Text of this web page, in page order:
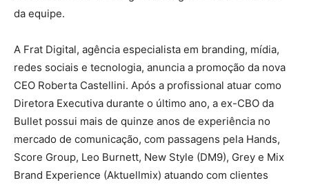
da equipe.
A Frat Digital, agência especialista em branding, mídia,
redes sociais e tecnologia, anuncia a promoção da nova
CEO Roberta Castellini. Após a profissional atuar como
Diretora Executiva durante o último ano, a ex-CBO da
Bullet possui mais de quinze anos de experiência no
mercado de comunicação, com passagens pela Hands,
Score Group, Leo Burnett, New Style (DM9), Grey e Mix
Brand Experience (Aktuellmix) atuando com clientes